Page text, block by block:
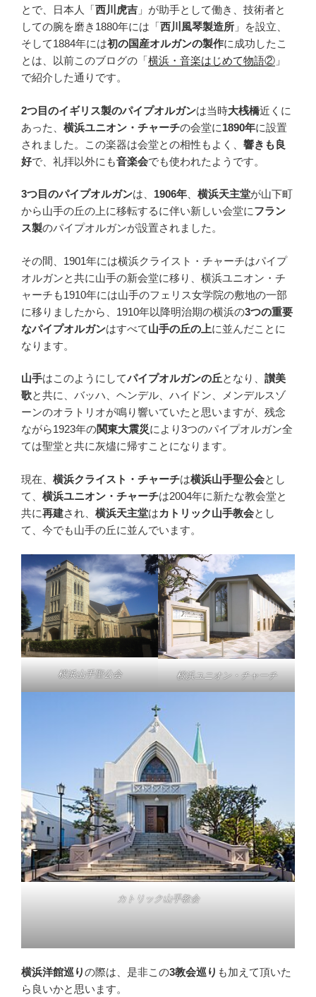
とで、日本人「西川虎吉 」が助手として働き、技術者と
しての腕を磨き1880年には「西川風琴製造所 」を設立、
そして1884年には初の国産オルガンの製作に成功したこ
とは、以前このブログの「横浜・音楽はじめて物語② 」
で紹介した通りです。
2つ目のイギリス製のパイプオルガンは当時大桟橋近くに
あった、 横浜ユニオン・チャーチの会堂に1890年に設置
されました。この楽器は会堂との相性もよく、響きも良
好で、礼拝以外にも音楽会でも使われたようです。
3つ目のパイプオルガンは、 1906年 横浜天主堂が山下町
から山手の丘の上に移転するに伴い新しい会堂にフラン
ス製のパイプオルガンが設置されました。
その間、1901年には横浜クライスト・チャーチはパイプ
オルガンと共に山手の新会堂に移り、横浜ユニオン・チ
ャーチも1910年には山手のフェリス女学院の敷地の一部
に移りましたから、1910年以降明治期の横浜の3つの重要
なパイプオルガンはすべて山手の丘の上に並んだことに
なります。
山手はこのようにしてパイプオルガンの丘となり、 讃美
歌と共に、バッハ、ヘンデル、ハイドン、メンデルスゾ
ーンのオラトリオが鳴り響いていたと思いますが、残念
ながら1923年の関東大震災により3つのパイプオルガン全
ては聖堂と共に灰燼に帰すことになります。
現在、 横浜クライスト・チャーチは横浜山手聖公会とし
て、 横浜ユニオン・チャーチは2004年に新たな教会堂と
共に再建され、 横浜天主堂はカトリック山手教会とし
て、今でも山手の丘に並んでいます。
横浜山手聖公会 横浜ユニオン・チャーチ
カトリック山手教会
横浜洋館巡りの際は、是非この3教会巡り も加えて頂いた
ら良いかと思います。